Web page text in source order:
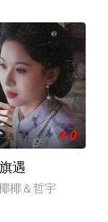
2.0
遇
椰＆哲宇